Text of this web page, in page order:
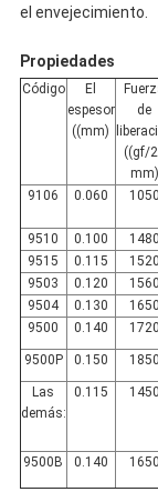
el envejecimiento.
Propiedades
Código
El
espesor
((mm)
de
((gf/
mm)
9106 0.060 1050
9510
0.100 1480
9515
0.115
1520
9503
0.120
1560
9504
0.130
1650
9500
0.140 1720
9500P 0.150 1850
Las
demás:
0.115 1450
9500B 0.140 1650